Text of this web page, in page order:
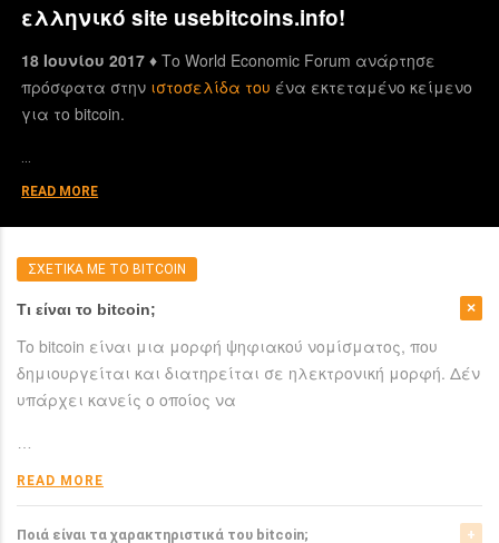
ελληνικό site usebitcoins.info!
18 Ιουνίου 2017 ♦Το World Economic Forum ανάρτησε
πρόσφατα στην ιστοσελίδα του ένα εκτεταμένο κείμενο
για το bitcoin.
READ MORE
ΣΧΕΤΙΚΑ ΜΕ ΤΟ BITCOIN
Τι είναι το bitcoin;
To bitcoin είναι μια μορφή ψηφιακού νομίσματος, που
δημιουργείται και διατηρείται σε ηλεκτρονική μορφή. Δέν
υπάρχει κανείς ο οποίος να
…
READ MORE
Ποιά είναι τα χαρακτηριστικά του bitcoin;